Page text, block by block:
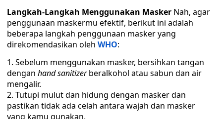
Langkah-Langkah Menggunakan Masker Nah, agar
penggunaan maskermu efektif, berikut ini adalah
beberapa langkah penggunaan masker yang
direkomendasikan oleh WHO:
Sebelum menggunakan masker, bersihkan tangan
dengan hand sanitizerberalkohol atau sabun dan air
mengalir.
Tutupi mulut dan hidung dengan masker dan
pastikan tidak ada celah antara wajah dan masker
yang kamu gunakan.